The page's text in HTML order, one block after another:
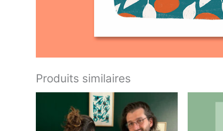
Produits similaires
produit
a